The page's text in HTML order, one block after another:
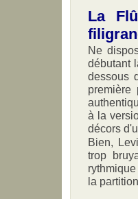
La
Ne
débutant
dessous
première
à la
décors
Bien,
trop
la